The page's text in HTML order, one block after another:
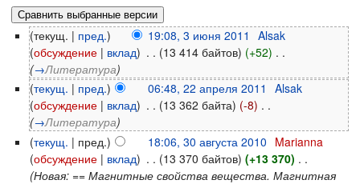
(текущ. | пред.) 19:08, 3 июня 2011
Alsak
(обсуждение | вклад) . . (13 414 байтов) (+52) . .
(→Литература)
(текущ. | пред.) 06:48, 22 апреля 2011
Alsak
(обсуждение | вклад) . . (13 362 байта) (-8) . .
(→Литература)
(текущ. | пред.) 18:06, 30 августа 2010 Marianna
(обсуждение | вклад) . . (13 370 байтов) (+13 370) . .
(Новая: == Магнитные свойства вещества. Магнитная